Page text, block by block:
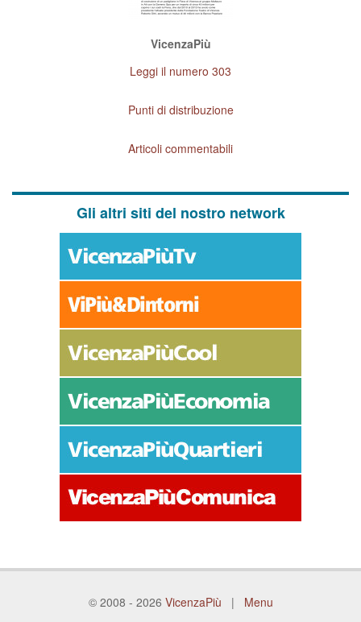
VicenzaPiù
Leggi il numero 303
Punti di distribuzione
Articoli commentabili
Gli altri siti del nostro network
© 2008 - 2026 VicenzaPiù | Menu